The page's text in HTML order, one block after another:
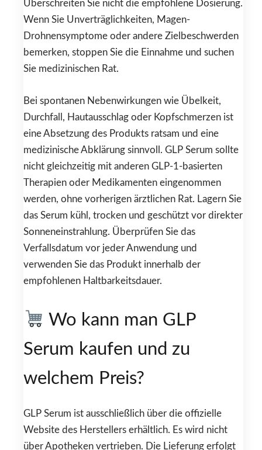
Überschreiten Sie nicht die empfohlene Dosierung.
Wenn Sie Unverträglichkeiten, Magen-
Drohnensymptome oder andere Zielbeschwerden
bemerken, stoppen Sie die Einnahme und suchen
Sie medizinischen Rat.
Bei spontanen Nebenwirkungen wie Übelkeit,
Durchfall, Hautausschlag oder Kopfschmerzen ist
eine Absetzung des Produkts ratsam und eine
medizinische Abklärung sinnvoll. GLP Serum sollte
nicht gleichzeitig mit anderen GLP-1-basierten
Therapien oder Medikamenten eingenommen
werden, ohne vorherigen ärztlichen Rat. Lagern Sie
das Serum kühl, trocken und geschützt vor direkter
Sonneneinstrahlung. Überprüfen Sie das
Verfallsdatum vor jeder Anwendung und
verwenden Sie das Produkt innerhalb der
empfohlenen Haltbarkeitsdauer.
Wo kann man GLP
Serum kaufen und zu
welchem Preis?
GLP Serum ist ausschließlich über die offizielle
Website des Herstellers erhältlich. Es wird nicht
über Apotheken vertrieben. Die Lieferung erfolgt